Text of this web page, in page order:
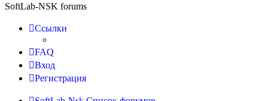
SoftLab-NSK forums
Ссылки
FAQ
Вход
Регистрация